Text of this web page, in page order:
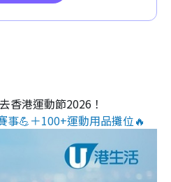
香港運動節2026！
事💪＋100+運動用品攤位🔥